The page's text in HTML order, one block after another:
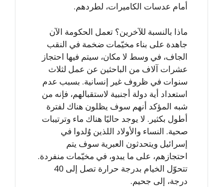
أمام عدسات الكاميرات، لطردهم.
ماذا بالنسبة للآخرين؟ تعمل الحكومة الآن
جاهدة على بناء مخيّمات ضخمة في النقب
الجاف، في وسط لا مكان، سيتم فيها احتجاز
عشرات آلاف من الباحثين عن عمل لثلاث
سنوات في ظروف غير إنسانية. بسبب عدم
استعداد أية دولة أجنبية لاستقبالهم، فإنه من
شبه المؤكد أنهم سوف يظلون هناك لفترة
أطول بكثير. لا يوجد حاليًا هناك ماء وترتيبات
صحية. النساء والأولاد اللذين وُلدوا في
إسرائيل ويتحدثون العبرية سوف يتم
احتجازهم، على ما يبدو، في مخيّمات منفردة.
تتحوّل الخيام بدرجة حرارة تصل إلى 40
درجة، إلى جحيم.